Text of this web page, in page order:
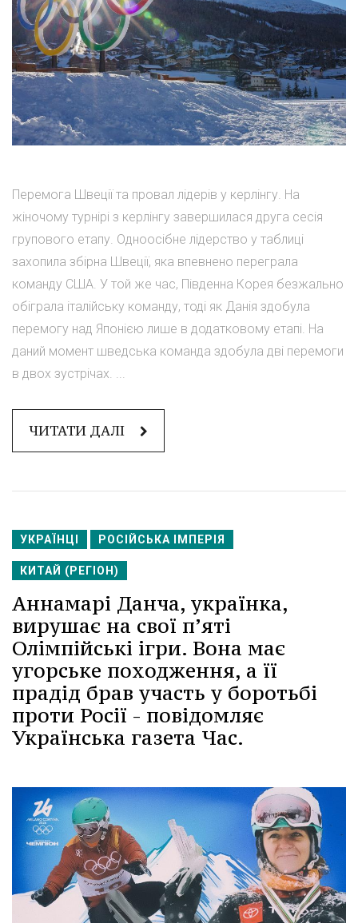
Перемога Швеції та провал лідерів у керлінгу. На
жіночому турнірі з керлінгу завершилася друга сесія
групового етапу. Одноосібне лідерство у таблиці
захопила збірна Швеції, яка впевнено переграла
команду США. У той же час, Південна Корея безжально
обіграла італійську команду, тоді як Данія здобула
перемогу над Японією лише в додатковому етапі. На
даний момент шведська команда здобула дві перемоги
в двох зустрічах. ...
ЧИТАТИ ДАЛІ
УКРАЇНЦІ РОСІЙСЬКА ІМПЕРІЯ
КИТАЙ (РЕГІОН)
Аннамарі Данча, українка,
вирушає на свої п’яті
Олімпійські ігри. Вона має
угорське походження, а її
прадід брав участь у боротьбі
проти Росії - повідомляє
Українська газета Час.